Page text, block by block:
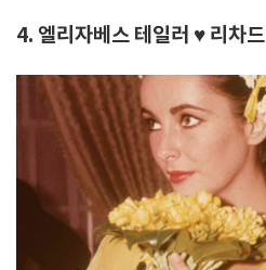
4. 엘리자베스 테일러 ♥ 리차